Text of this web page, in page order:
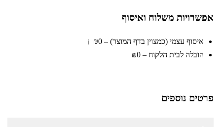
אפשרויות משלוח ואיסוף
איסוף עצמי (כמצוין בדף המוצר) – ₪0 ℹ️
הובלה לבית הלקוח – ₪0
פרטים נוספים